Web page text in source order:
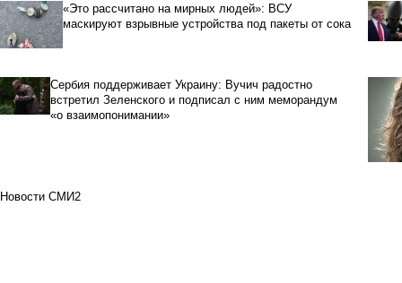
«Это рассчитано на мирных людей»: ВСУ
маскируют взрывные устройства под пакеты от сока
Сербия поддерживает Украину: Вучич радостно
встретил Зеленского и подписал с ним меморандум
«о взаимопонимании»
Новости СМИ2